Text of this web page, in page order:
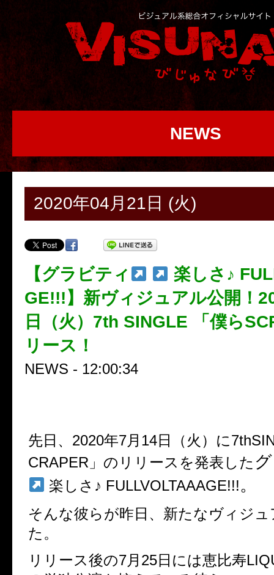
NEWS
2020年04月21日 (火)
【グラビティ
楽しさ♪
GE!!!】新ヴィジュアル公開！
日（火）7th SINGLE 「僕ら
リース！
NEWS - 12:00:34
先日、2020年7月14日（火）に
CRAPER」のリリースを発表した
楽しさ ♪ FULLVOLTAAAGE!!!。
そんな彼らが昨日、新たなヴィジ
た。
リリース後の7月25日には恵比寿